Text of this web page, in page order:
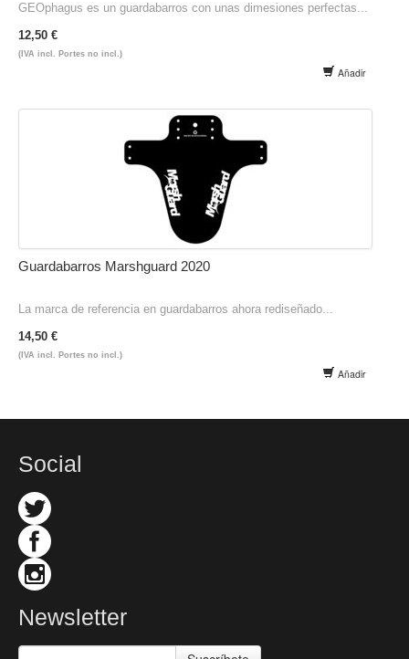
GEOphagus es un guardabarros con unas dimesiones perfectas...
12,50 €
(IVA incl. Portes no incl.)
Añadir
Guardabarros Marshguard 2020
La marca de referencia en guardabarros ahora rediseñado...
14,50 €
(IVA incl. Portes no incl.)
Añadir
Social
Newsletter